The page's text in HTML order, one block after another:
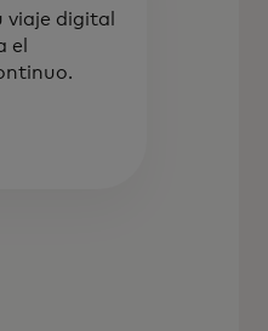
viaje digital
el